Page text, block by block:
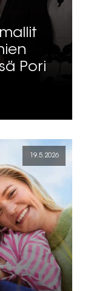
Pori
19.5.2026